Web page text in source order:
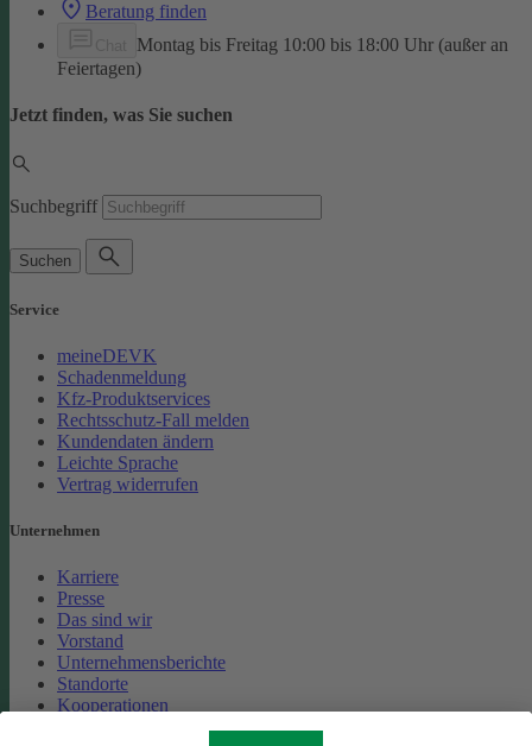
Beratung finden
Montag bis Freitag 10:00 bis 18:00 Uhr (außer an
Feiertagen)
Jetzt finden, was Sie suchen
Suchbegriff
Suchen
Service
meineDEVK
Schadenmeldung
Kfz-Produktservices
Rechtsschutz-Fall melden
Kundendaten ändern
Leichte Sprache
Vertrag widerrufen
Unternehmen
Karriere
Presse
Das sind wir
Vorstand
Unternehmensberichte
Standorte
Kooperationen
Partnerschaft Deutsche Bahn